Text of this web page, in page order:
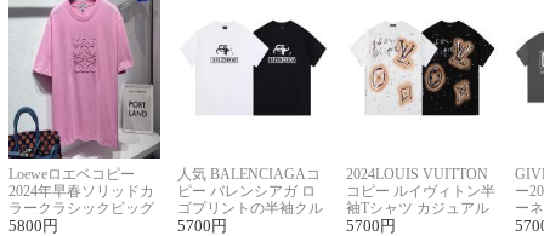
Loeweロエベコピー
2024年早春ソリッドカ
ラークラシックビッグ
ロゴ刺繍Tシャツ
5800 円
人気 BALENCIAGAコ
ピー バレンシアガ ロ
ゴプリントの半袖クル
ーネックTシャツ
5700 円
2024LOUIS VUITTON
コピー ルイヴィトン半
袖Tシャツ カジュアル
に馴染む 2色展開
5700 円
ー
ー
ー